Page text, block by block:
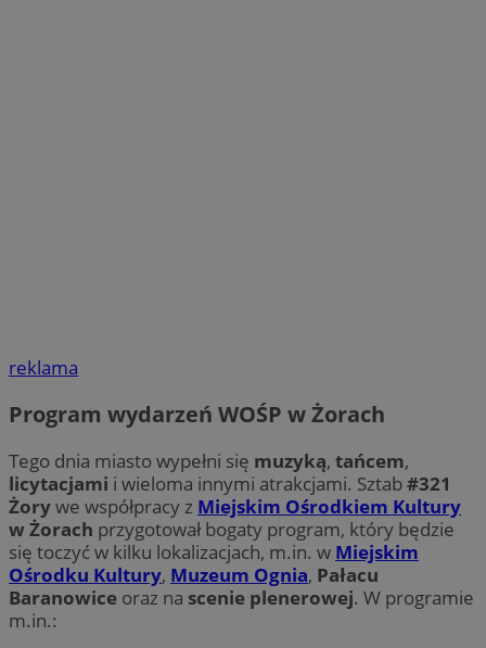
reklama
Program wydarzeń WOŚP w Żorach
Tego dnia miasto wypełni się muzyką, tańcem,
licytacjami i wieloma innymi atrakcjami. Sztab#321
Żorywe współpracy z Miejskim Ośrodkiem Kultury
w Żorach przygotował bogaty program, który będzie
się toczyć w kilku lokalizacjach, m.in. w Miejskim
Ośrodku Kultury, Muzeum Ognia, Pałacu
Baranowice oraz na scenie plenerowej. W programie
m.in.: